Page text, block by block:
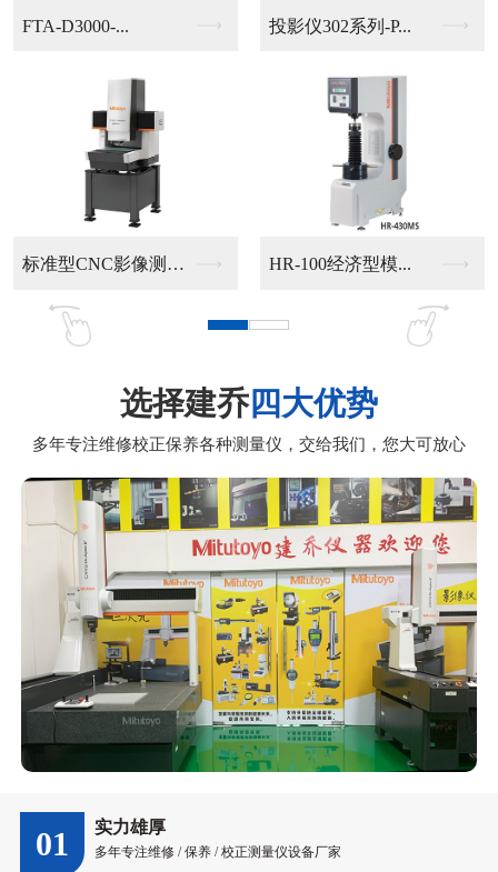
手动影像测量仪403...
手动影像测量仪302... 手动影像测量仪201...
选择建乔四大优势
多年专注维修校正保养各种测量仪，交给我们，您大可放心
01 实力雄厚
多年专注维修 / 保养 / 校正测量仪设备厂家